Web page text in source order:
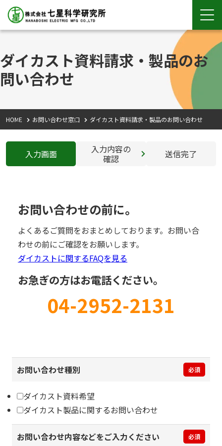
ダイカスト資料請求・製品のお
問い合わせ
HOME お問い合わせ窓口 ダイカスト資料請求・製品のお問い合わせ
入力画面
入力内容の
確認
送信完了
お問い合わせの前に。
よくあるご質問をおまとめしております。お問い合
わせの前にご確認をお願いします。
ダイカストに関するFAQを見る
お急ぎの方はお電話ください。
04-2952-2131
お問い合わせ種別 必須
ダイカスト資料希望
ダイカスト製品に関するお問い合わせ
お問い合わせ内容などをご入力ください 必須